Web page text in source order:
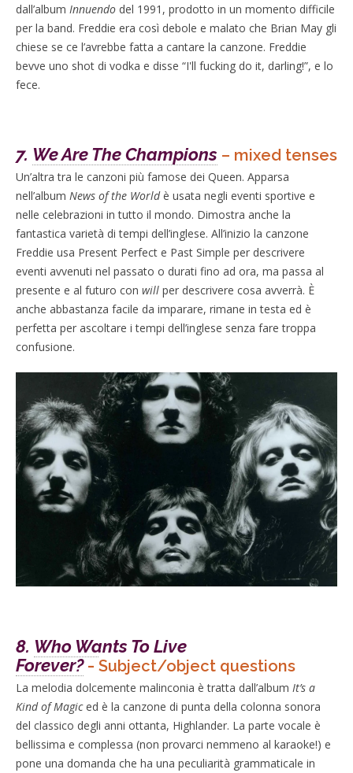
dall’album Innuendo del 1991, prodotto in un momento difficile
per la band. Freddie era così debole e malato che Brian May gli
chiese se ce l’avrebbe fatta a cantare la canzone. Freddie
bevve uno shot di vodka e disse “I'll fucking do it, darling!”, e lo
fece.
7. We Are The Champions – mixed tenses
Un’altra tra le canzoni più famose dei Queen. Apparsa
nell’album News of the Worldè usata negli eventi sportive e
nelle celebrazioni in tutto il mondo. Dimostra anche la
fantastica varietà di tempi dell’inglese. All’inizio la canzone
Freddie usa Present Perfect e Past Simple per descrivere
eventi avvenuti nel passato o durati fino ad ora, ma passa al
presente e al futuro con will per descrivere cosa avverrà. È
anche abbastanza facile da imparare, rimane in testa ed è
perfetta per ascoltare i tempi dell’inglese senza fare troppa
confusione.
8. Who Wants To Live
Forever? - Subject/object questions
La melodia dolcemente malinconia è tratta dall’album It’s a
Kind of Magiced è la canzone di punta della colonna sonora
del classico degli anni ottanta, Highlander. La parte vocale è
bellissima e complessa (non provarci nemmeno al karaoke!) e
pone una domanda che ha una peculiarità grammaticale in